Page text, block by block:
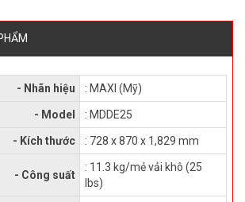
- Nhãn hiệu : MAXI (Mỹ)
- Model : MDDE25
- Kích thước : 728 x 870 x 1,829 mm
- Công suất
: 11.3 kg/mẻ vải khô (25
lbs)